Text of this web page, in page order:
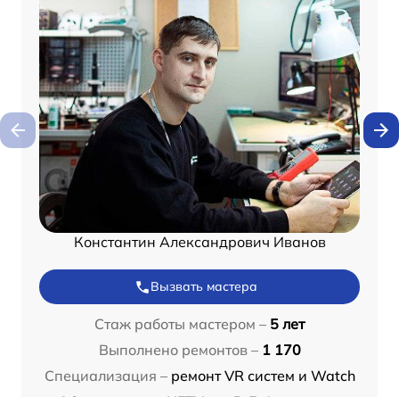
Константин Александрович Иванов
Вызвать мастера
Стаж работы мастером – 5 лет
Выполнено ремонтов – 1 170
Специализация – ремонт VR систем и Watch